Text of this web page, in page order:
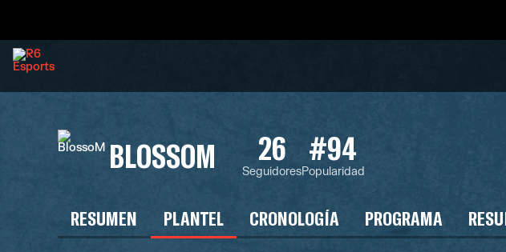
BLOSSOM 26
Seguidores
#94
Popularidad
RESUMEN PLANTEL CRONOLOGÍA PROGRAMA